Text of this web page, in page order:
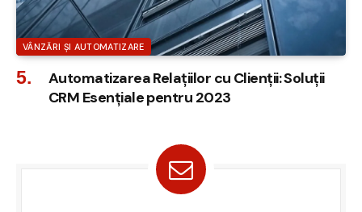
VÂNZĂRI ȘI AUTOMATIZARE
Automatizarea Relațiilor cu Clienții: Soluții
CRM Esențiale pentru 2023